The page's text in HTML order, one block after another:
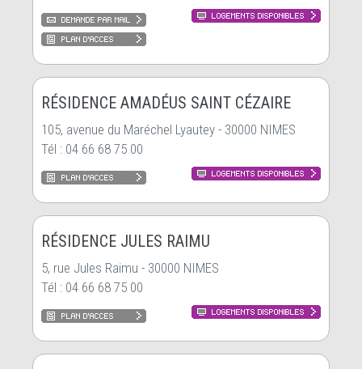
RÉSIDENCE AMADÉUS SAINT CÉZAIRE
105, avenue du Maréchel Lyautey - 30000 NIMES
Tél : 04 66 68 75 00
RÉSIDENCE JULES RAIMU
5, rue Jules Raimu - 30000 NIMES
Tél : 04 66 68 75 00